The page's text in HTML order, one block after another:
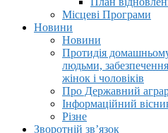
Місцеві Програми
Новини
Новини
Протидія домашньому
людьми,
жінок і чоловіків
Про Державний
Інформаційний
Різне
Зворотній зв’язок